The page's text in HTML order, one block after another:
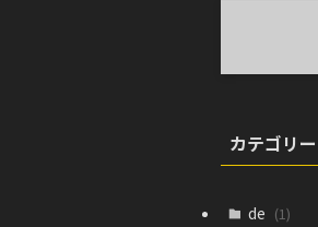
カテゴリー
de (1)